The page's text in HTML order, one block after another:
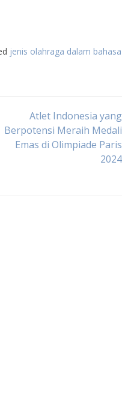
jenis olahraga dalam bahasa
Atlet Indonesia yang
Berpotensi Meraih Medali
Emas di Olimpiade Paris
2024